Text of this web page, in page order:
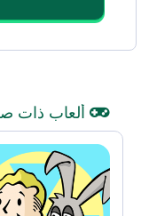
ألعاب ذات